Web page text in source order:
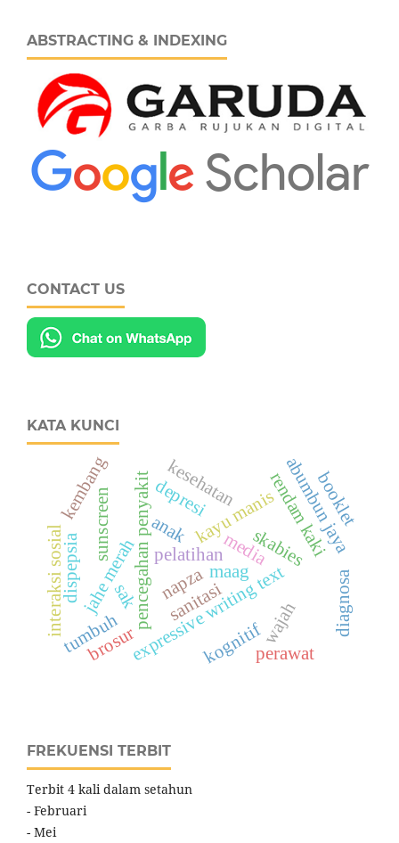
ABSTRACTING & INDEXING
CONTACT US
KATA KUNCI
kayu manis
jahe merahpencegahan penyakit napza
expressive writing text
maag
wajah
sunscreen
sanitasi
skabies
rendam kaki
pelatihan
depresi
tumbuh
kembang
anak
kesehatan abumbun jaya
dispepsia
kognitif
brosur
interaksi sosial
booklet
media
diagnosa
sak
perawat
FREKUENSI TERBIT
Terbit 4 kali dalam setahun
- Februari
- Mei